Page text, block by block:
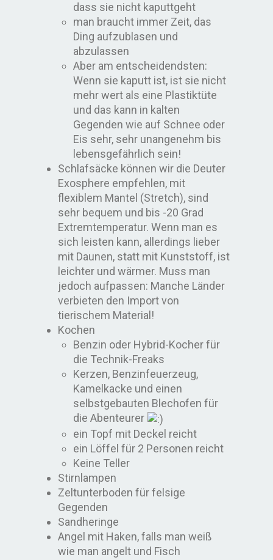
dass sie nicht kaputtgeht
man braucht immer Zeit, das
Ding aufzublasen und
abzulassen
Aber am entscheidendsten:
Wenn sie kaputt ist, ist sie nicht
mehr wert als eine Plastiktüte
und das kann in kalten
Gegenden wie auf Schnee oder
Eis sehr, sehr unangenehm bis
lebensgefährlich sein!
Schlafsäcke können wir die Deuter
Exosphere empfehlen, mit
flexiblem Mantel (Stretch), sind
sehr bequem und bis -20 Grad
Extremtemperatur. Wenn man es
sich leisten kann, allerdings lieber
mit Daunen, statt mit Kunststoff, ist
leichter und wärmer. Muss man
jedoch aufpassen: Manche Länder
verbieten den Import von
tierischem Material!
Kochen
Benzin oder Hybrid-Kocher für
die Technik-Freaks
Kerzen, Benzinfeuerzeug,
Kamelkacke und einen
selbstgebauten Blechofen für
die Abenteurer
ein Topf mit Deckel reicht
ein Löffel für 2 Personen reicht
Keine Teller
Stirnlampen
Zeltunterboden für felsige
Gegenden
Sandheringe
Angel mit Haken, falls man weiß
wie man angelt und Fisch